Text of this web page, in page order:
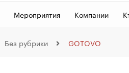
Мероприятия Компании
Без рубрики GOTOVO